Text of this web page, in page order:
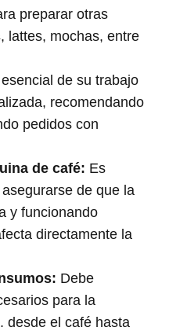
preparar otras
lattes, mochas, entre
de su trabajo
recomendando
pedidos con
de café: Es
de que la
y funcionando
directamente la
Debe
para la
desde el café hasta